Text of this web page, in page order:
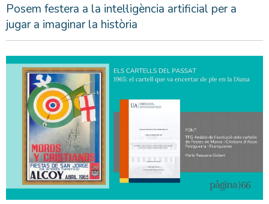
Posem festera a la intel·ligència artificial per a
jugar a imaginar la història